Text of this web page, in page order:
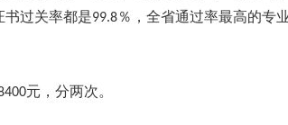
书过关率都是99.8％ ，全省通过率最高的专
元，分两次。